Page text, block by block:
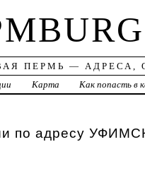
ПЕРМЬ — АДРЕСА,
Карта Как попасть в
по адресу